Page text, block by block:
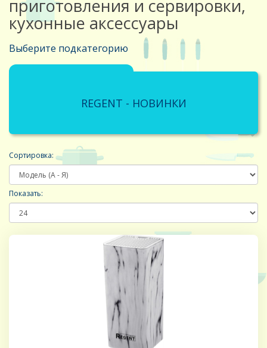
приготовления и сервировки,
кухонные аксессуары
Выберите подкатегорию
REGENT - НОВИНКИ
Сортировка:
Показать: